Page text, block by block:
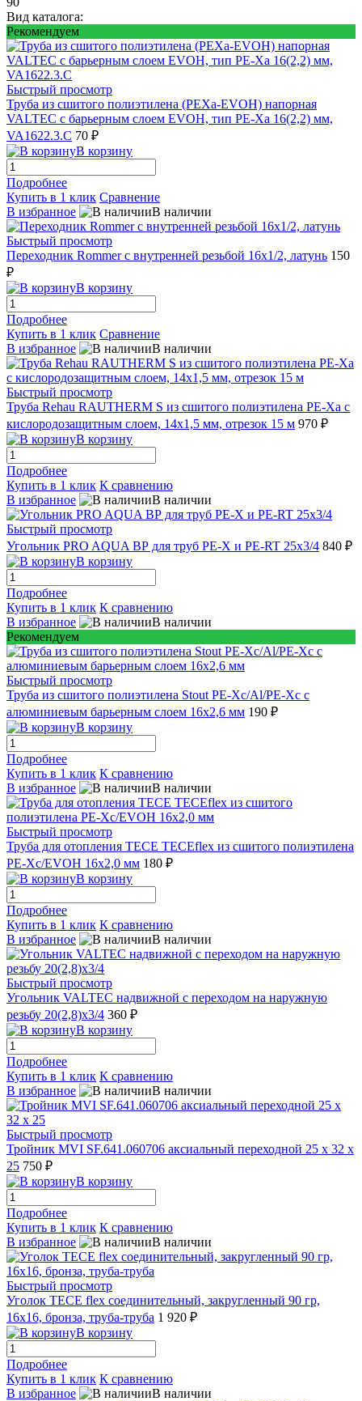
Вид каталога:
Рекомендуем
Быстрый просмотр
Труба из сшитого полиэтилена (PEXa-EVOH) напорная
VALTEC c барьерным слоем EVOH, тип PE-Xa 16(2,2) мм,
VA1622.3.C 70 ₽
В корзину
Подробнее
Купить в 1 клик Сравнение
В избранное
В наличии
Быстрый просмотр
Переходник Rommer с внутренней резьбой 16x1/2, латунь 150
₽
В корзину
Подробнее
Купить в 1 клик Сравнение
В избранное
В наличии
Быстрый просмотр
Труба Rehau RAUTHERM S из сшитого полиэтилена PE-Xa с
кислородозащитным слоем, 14x1,5 мм, отрезок 15 м 970 ₽
В корзину
Подробнее
Купить в 1 клик К сравнению
В избранное
В наличии
Быстрый просмотр
Угольник PRO AQUA ВР для труб РЕ-Х и PE-RT 25x3/4 840 ₽
В корзину
Подробнее
Купить в 1 клик К сравнению
В избранное
В наличии
Рекомендуем
Быстрый просмотр
Труба из сшитого полиэтилена Stout PE-Xc/Al/PE-Xc с
алюминиевым барьерным слоем 16x2,6 мм 190 ₽
В корзину
Подробнее
Купить в 1 клик К сравнению
В избранное
В наличии
Быстрый просмотр
Труба для отопления TECE TECEflex из сшитого полиэтилена
PE-Xc/EVOH 16x2,0 мм 180 ₽
В корзину
Подробнее
Купить в 1 клик К сравнению
В избранное
В наличии
Быстрый просмотр
Угольник VALTEC надвижной с переходом на наружную
резьбу 20(2,8)х3/4 360 ₽
В корзину
Подробнее
Купить в 1 клик К сравнению
В избранное
В наличии
Быстрый просмотр
Тройник MVI SF.641.060706 аксиальный переходной 25 x 32 x
25 750 ₽
В корзину
Подробнее
Купить в 1 клик К сравнению
В избранное
В наличии
Быстрый просмотр
Уголок TECE flex соединительный, закругленный 90 гр,
16x16, бронза, труба-труба 1 920 ₽
В корзину
Подробнее
Купить в 1 клик К сравнению
В избранное
В наличии